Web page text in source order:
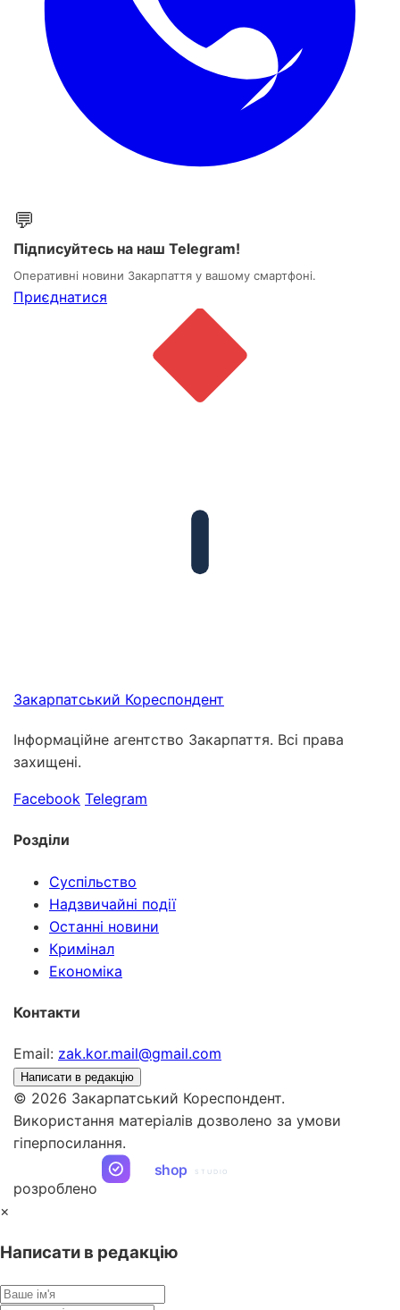
💬
Підписуйтесь на наш Telegram!
Оперативні новини Закарпаття у вашому смартфоні.
Приєднатися
Закарпатський Кореспондент
Інформаційне агентство Закарпаття. Всі права
захищені.
Facebook Telegram
Розділи
Суспільство
Надзвичайні події
Останні новини
Кримінал
Економіка
Контакти
Email: zak.kor.mail@gmail.com
Написати в редакцію
© 2026 Закарпатський Кореспондент.
Використання матеріалів дозволено за умови
гіперпосилання.
розроблено
shop STUDIO
×
Написати в редакцію